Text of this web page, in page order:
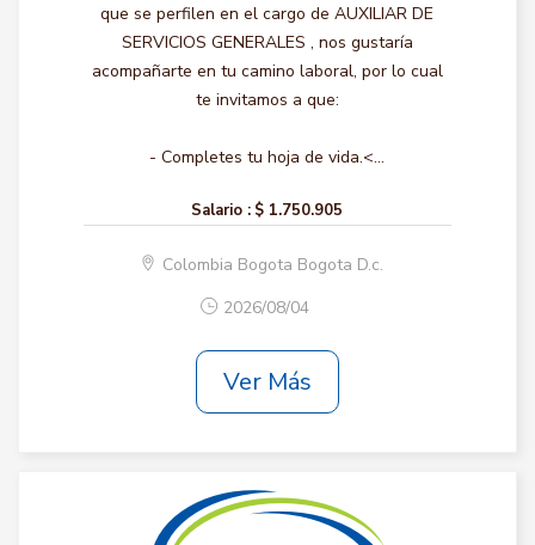
que se perfilen en el cargo de AUXILIAR DE
SERVICIOS GENERALES , nos gustaría
acompañarte en tu camino laboral, por lo cual
te invitamos a que:
- Completes tu hoja de vida.<...
Salario : $ 1.750.905
Colombia Bogota Bogota D.c.
2026/08/04
Ver Más